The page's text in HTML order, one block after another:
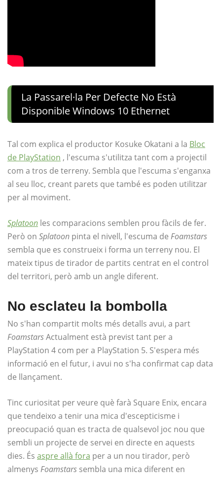
La Passarel·la Per Defecte No Està
Disponible Windows 10 Ethernet
Tal com explica el productor Kosuke Okatani a la Bloc
de PlayStation , l'escuma s'utilitza tant com a projectil
com a tros de terreny. Sembla que l'escuma s'enganxa
al seu lloc, creant parets que també es poden utilitzar
per al moviment.
Splatoon les comparacions semblen prou fàcils de fer.
Però on Splatoon pinta el nivell, l'escuma de Foamstars
sembla que es construeix i forma un terreny nou. El
mateix tipus de tirador de partits centrat en el control
del territori, però amb un angle diferent.
No esclateu la bombolla
No s'han compartit molts més detalls avui, a part
FoamstarsActualment està previst tant per a
PlayStation 4 com per a PlayStation 5. S'espera més
informació en el futur, i avui no s'ha confirmat cap data
de llançament.
Tinc curiositat per veure què farà Square Enix, encara
que tendeixo a tenir una mica d'escepticisme i
preocupació quan es tracta de qualsevol joc nou que
sembli un projecte de servei en directe en aquests
dies. És aspre allà fora per a un nou tirador, però
almenys Foamstars sembla una mica diferent en